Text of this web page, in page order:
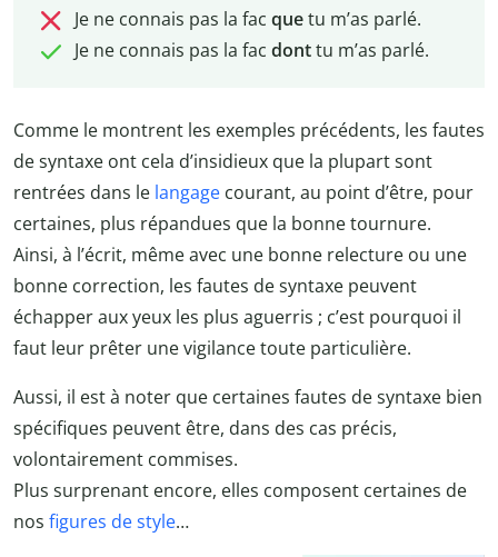
Je ne connais pas la fac quetu m’as parlé.
Je ne connais pas la fac donttu m’as parlé.
Comme le montrent les exemples précédents, les fautes
de syntaxe ont cela d’insidieux que la plupart sont
rentrées dans le langage courant, au point d’être, pour
certaines, plus répandues que la bonne tournure.
Ainsi, à l’écrit, même avec une bonne relecture ou une
bonne correction, les fautes de syntaxe peuvent
échapper aux yeux les plus aguerris ; c’est pourquoi il
faut leur prêter une vigilance toute particulière.
Aussi, il est à noter que certaines fautes de syntaxe bien
spécifiques peuvent être, dans des cas précis,
volontairement commises.
Plus surprenant encore, elles composent certaines de
nos figures de style…